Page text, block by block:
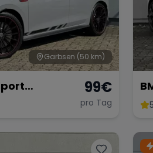
Garbsen (50 km)
99€
pro Tag